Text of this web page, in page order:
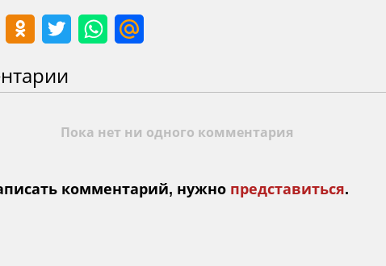
Пока нет ни одного комментария
комментарий, нужно представиться.